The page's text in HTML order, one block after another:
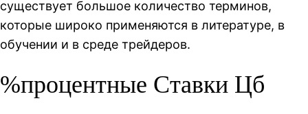
существует большое количество терминов,
которые широко применяются в литературе, в
обучении и в среде трейдеров.
%процентные Ставки Цб